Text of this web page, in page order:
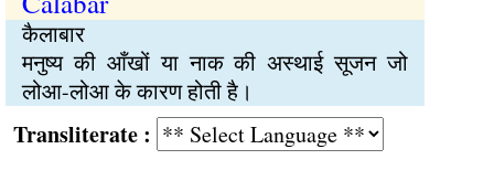
कैलाबार
मनुष्य की आँखों या नाक की अस्थाई सूजन जो
लोआ-लोआ के कारण होती है।
: